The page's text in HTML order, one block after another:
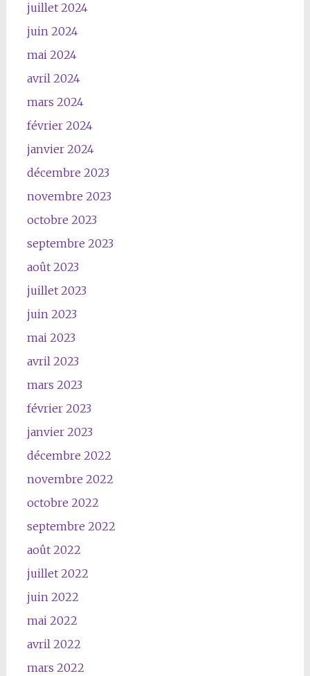
juillet 2024
juin 2024
mai 2024
avril 2024
mars 2024
février 2024
janvier 2024
décembre 2023
novembre 2023
octobre 2023
septembre 2023
août 2023
juillet 2023
juin 2023
mai 2023
avril 2023
mars 2023
février 2023
janvier 2023
décembre 2022
novembre 2022
octobre 2022
septembre 2022
août 2022
juillet 2022
juin 2022
mai 2022
avril 2022
mars 2022